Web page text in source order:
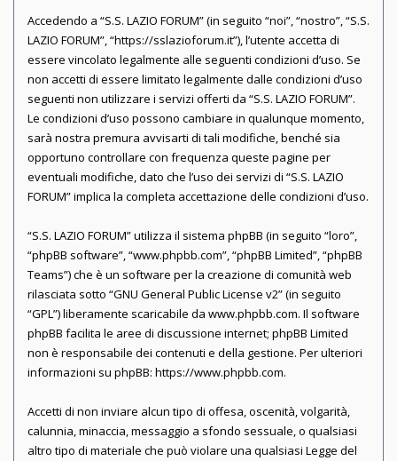
Accedendo a “S.S. LAZIO FORUM” (in seguito “noi”, “nostro”, “S.S.
LAZIO FORUM”, “https://sslazioforum.it”), l’utente accetta di
essere vincolato legalmente alle seguenti condizioni d’uso. Se
non accetti di essere limitato legalmente dalle condizioni d’uso
seguenti non utilizzare i servizi offerti da “S.S. LAZIO FORUM”.
Le condizioni d’uso possono cambiare in qualunque momento,
sarà nostra premura avvisarti di tali modifiche, benché sia
opportuno controllare con frequenza queste pagine per
eventuali modifiche, dato che l’uso dei servizi di “S.S. LAZIO
FORUM” implica la completa accettazione delle condizioni d’uso.
“S.S. LAZIO FORUM” utilizza il sistema phpBB (in seguito “loro”,
“phpBB software”, “www.phpbb.com”, “phpBB Limited”, “phpBB
Teams”) che è un software per la creazione di comunità web
rilasciata sotto “GNU General Public License v2” (in seguito
“GPL”) liberamente scaricabile da www.phpbb.com. Il software
phpBB facilita le aree di discussione internet; phpBB Limited
non è responsabile dei contenuti e della gestione. Per ulteriori
informazioni su phpBB: https://www.phpbb.com.
Accetti di non inviare alcun tipo di offesa, oscenità, volgarità,
calunnia, minaccia, messaggio a sfondo sessuale, o qualsiasi
altro tipo di materiale che può violare una qualsiasi Legge del